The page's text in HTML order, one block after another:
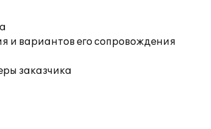
и вариантов его сопровождения
заказчика